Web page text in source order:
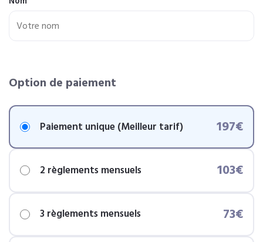
Option de paiement
Paiement unique (Meilleur tarif) 197€
2 règlements mensuels 103€
3 règlements mensuels 73€